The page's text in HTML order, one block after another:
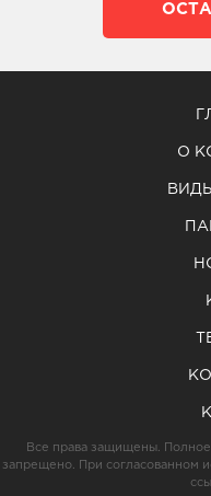
О
Все права защищены.
запрещено. При согласованном